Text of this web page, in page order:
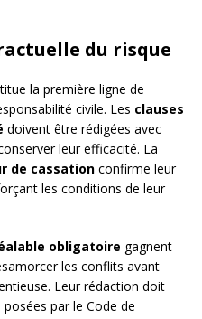
du risque
la première ligne de
civile. Les clauses
doivent être rédigées avec
leur efficacité. La
de cassation confirme leur
les conditions de leur
obligatoire gagnent
les conflits avant
Leur rédaction doit
par le Code de